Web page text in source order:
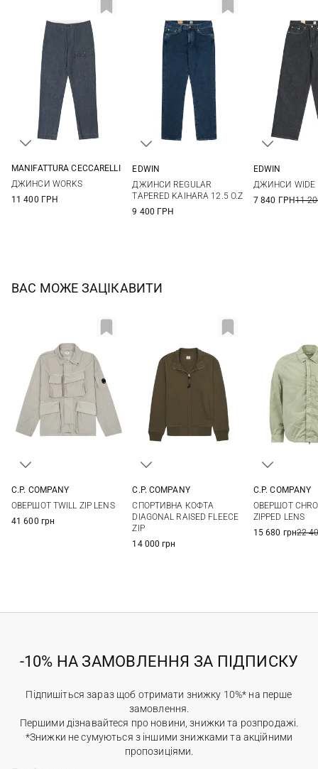
MANIFATTURA CECCARELLI
ДЖИНСИ WORKS
11 400 ГРН
36
EDWIN
ДЖИНСИ REGULAR
TAPERED KAIHARA 12.5 O.Z
9 400 ГРН
EDWIN
ДЖИНСИ WIDE
7 840 ГРН11
ВАС МОЖЕ ЗАЦІКАВИТИ
C.P. COMPANY
ОВЕРШОТ TWILL ZIP LENS
41 600 грн
C.P. COMPANY
СПОРТИВНА КОФТА
DIAGONAL RAISED FLEECE
ZIP
14 000 грн
C.P. COMPANY
ОВЕРШОТ
ZIPPED LENS
15 680 грн22
-10% НА ЗАМОВЛЕННЯ ЗА ПІДПИСКУ
Підпишіться зараз щоб отримати знижку 10%* на перше
замовлення.
Першими дізнавайтеся про новини, знижки та розпродажі.
*Знижки не сумуються з іншими знижками та акційними
пропозиціями.